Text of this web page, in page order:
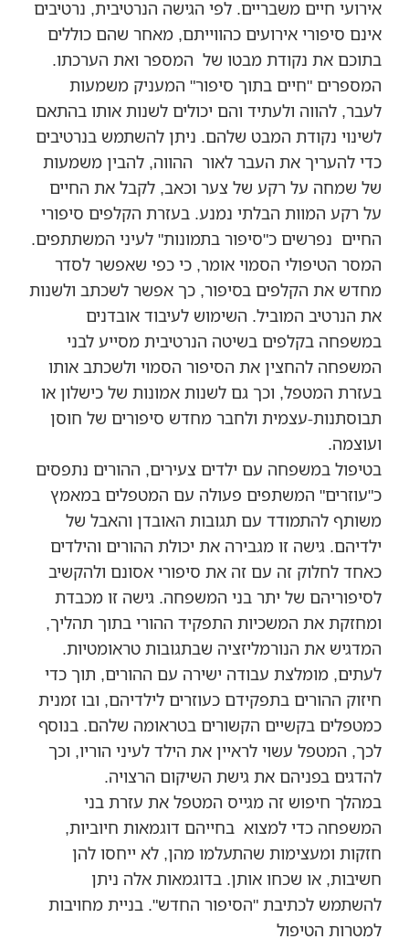
אירועי חיים משבריים. לפי הגישה הנרטיבית, נרטיבים
אינם סיפורי אירועים כהווייתם, מאחר שהם כוללים
בתוכם את נקודת מבטו של המספר ואת הערכתו.
המספרים "חיים בתוך סיפור" המעניק משמעות
לעבר, להווה ולעתיד והם יכולים לשנות אותו בהתאם
לשינוי נקודת המבט שלהם. ניתן להשתמש בנרטיבים
כדי להעריך את העבר לאור ההווה, להבין משמעות
של שמחה על רקע של צער וכאב, לקבל את החיים
על רקע המוות הבלתי נמנע. בעזרת הקלפים סיפורי
החיים נפרשים כ"סיפור בתמונות" לעיני המשתתפים.
המסר הטיפולי הסמוי אומר, כי כפי שאפשר לסדר
מחדש את הקלפים בסיפור, כך אפשר לשכתב ולשנות
את הנרטיב המוביל. השימוש לעיבוד אובדנים
במשפחה בקלפים בשיטה הנרטיבית מסייע לבני
המשפחה להחצין את הסיפור הסמוי ולשכתב אותו
בעזרת המטפל, וכך גם לשנות אמונות של כישלון או
תבוסתנות-עצמית ולחבר מחדש סיפורים של חוסן
ועוצמה.
בטיפול במשפחה עם ילדים צעירים, ההורים נתפסים
כ"עוזרים" המשתפים פעולה עם המטפלים במאמץ
משותף להתמודד עם תגובות האובדן והאבל של
ילדיהם. גישה זו מגבירה את יכולת ההורים והילדים
כאחד לחלוק זה עם זה את סיפורי אסונם ולהקשיב
לסיפוריהם של יתר בני המשפחה. גישה זו מכבדת
ומחזקת את המשכיות התפקיד ההורי בתוך תהליך,
המדגיש את הנורמליזציה שבתגובות טראומטיות.
לעתים, מומלצת עבודה ישירה עם ההורים, תוך כדי
חיזוק ההורים בתפקידם כעוזרים לילדיהם, ובו זמנית
כמטפלים בקשיים הקשורים בטראומה שלהם. בנוסף
לכך, המטפל עשוי לראיין את הילד לעיני הוריו, וכך
להדגים בפניהם את גישת השיקום הרצויה.
במהלך חיפוש זה מגייס המטפל את עזרת בני
המשפחה כדי למצוא בחייהם דוגמאות חיוביות,
חזקות ומעצימות שהתעלמו מהן, לא ייחסו להן
חשיבות, או שכחו אותן. בדוגמאות אלה ניתן
להשתמש לכתיבת "הסיפור החדש". בניית מחויבות
למטרות הטיפול